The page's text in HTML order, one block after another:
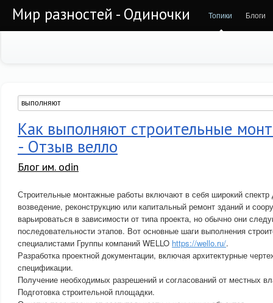
Мир разностей - Одиночки Топики Блоги
Как выполняют строительные
- Отзыв велло
Блог им. odin
Строительные монтажные работы включают в себя широкий спектр
возведение, реконструкцию или капитальный ремонт зданий и
варьироваться в зависимости от типа проекта, но обычно они
последовательности этапов. Вот основные шаги выполнения
специалистами Группы компаний WELLO https://wello.ru/.
Разработка проектной документации, включая архитектурные
спецификации.
Получение необходимых разрешений и согласований от местных
Подготовка строительной площадки.